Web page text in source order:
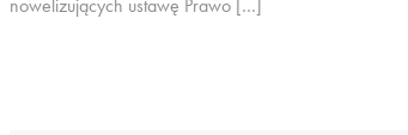
nowelizujących ustawę Prawo […]